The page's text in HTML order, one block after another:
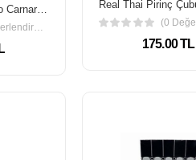
Riso Vignola Risotto Carnaroli Pirinç 1 kg
(0 Değerlendirme)
175.00 TL